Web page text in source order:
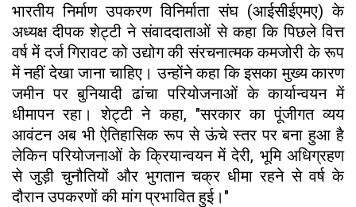
भारतीय निर्माण उपकरण विनिर्माता संघ (आईसीईएमए) के
अध्यक्ष दीपक शेट्टी ने संवाददाताओं से कहा कि पिछले वित्त
वर्ष में दर्ज गिरावट को उद्योग की संरचनात्मक कमजोरी के रूप
में नहीं देखा जाना चाहिए। उन्होंने कहा कि इसका मुख्य कारण
जमीन पर बुनियादी ढांचा परियोजनाओं के कार्यान्वयन में
धीमापन रहा। शेट्टी ने कहा, "सरकार का पूंजीगत व्यय
आवंटन अब भी ऐतिहासिक रूप से ऊंचे स्तर पर बना हुआ है
लेकिन परियोजनाओं के क्रियान्वयन में देरी, भूमि अधिग्रहण
से जुड़ी चुनौतियों और भुगतान चक्र धीमा रहने से वर्ष के
दौरान उपकरणों की मांग प्रभावित हुई।"